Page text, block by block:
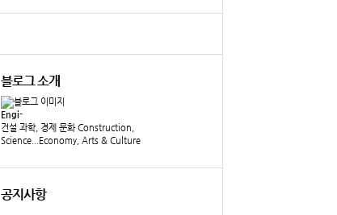
블로그 소개
Engi-
건설 과학, 경제 문화 Construction,
Science...Economy, Arts & Culture
공지사항